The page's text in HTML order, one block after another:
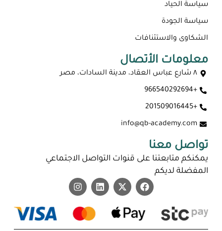
ماجستير عن بعد معتمد في السعودية 2026
سياسة الحياد
سياسة الجودة
الشكاوى والاستئنافات
معلومات الأتصال
٨ شارع عباس العقاد، مدينة السادات، مصر
+966540292694
+201509016445
info@qb-academy.com
تواصل معنا
يمكنكم متابعتنا على قنوات التواصل الاجتماعي
المفضلة لديكم